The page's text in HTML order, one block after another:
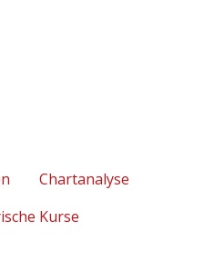
Chartanalyse
Kurse